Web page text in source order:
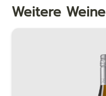
Weitere Weine